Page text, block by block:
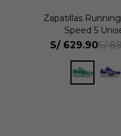
Zapatillas
Speed 5
S/ 629.90S/